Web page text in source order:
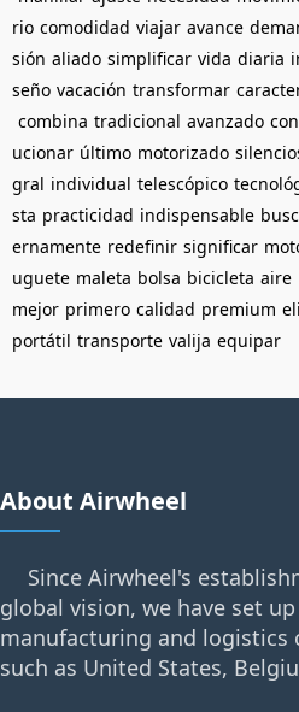
rio comodidad viajar avance
sión aliado simplificar vida diaria
seño vacación transformar
combina tradicional avanzado
ucionar último motorizado
gral individual telescópico
sta practicidad indispensable
ernamente redefinir significar
uguete maleta bolsa bicicleta aire
mejor primero calidad premium
portátil transporte valija equipar
About Airwheel
Since Airwheel's
global vision, we have set
manufacturing and logistics
such as United States,